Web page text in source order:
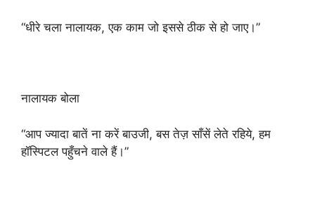
“धीरे चला नालायक, एक काम जो इससे ठीक से हो जाए।”
नालायक बोला
“आप ज्यादा बातें ना करें बाउजी, बस तेज़ साँसें लेते रहिये, हम
हॉस्पिटल पहुँचने वाले हैं।”